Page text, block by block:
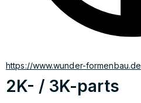
https://www.wunder-formenbau.de
2K- / 3K-parts